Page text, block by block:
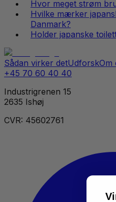
Hvor meget strøm
Hvilke mærker
Danmark?
Holder japanske
Sådan virker detUdforskOm
+45 70 60 40 40
Industrigrenen 15
2635 Ishøj
CVR: 45602761